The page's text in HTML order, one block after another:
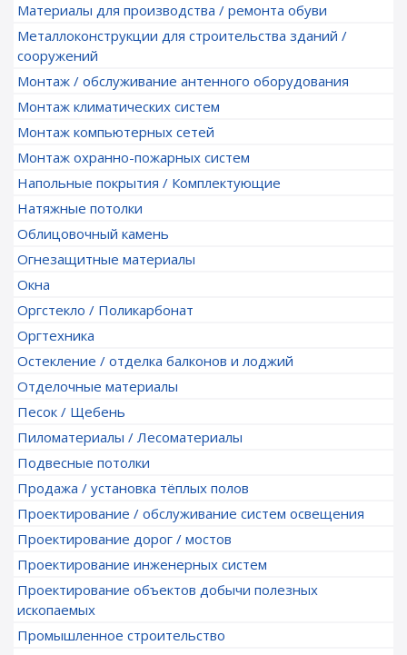
Материалы для производства / ремонта обуви
Металлоконструкции для строительства зданий /
сооружений
Монтаж / обслуживание антенного оборудования
Монтаж климатических систем
Монтаж компьютерных сетей
Монтаж охранно-пожарных систем
Напольные покрытия / Комплектующие
Натяжные потолки
Облицовочный камень
Огнезащитные материалы
Окна
Оргстекло / Поликарбонат
Оргтехника
Остекление / отделка балконов и лоджий
Отделочные материалы
Песок / Щебень
Пиломатериалы / Лесоматериалы
Подвесные потолки
Продажа / установка тёплых полов
Проектирование / обслуживание систем освещения
Проектирование дорог / мостов
Проектирование инженерных систем
Проектирование объектов добычи полезных
ископаемых
Промышленное строительство